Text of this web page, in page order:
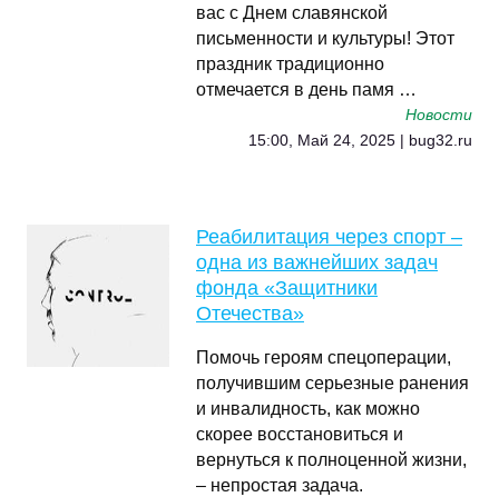
вас с Днем славянской
письменности и культуры! Этот
праздник традиционно
отмечается в день памя …
Новости
15:00, Май 24, 2025 | bug32.ru
Реабилитация через спорт –
одна из важнейших задач
фонда «Защитники
Отечества»
Помочь героям спецоперации,
получившим серьезные ранения
и инвалидность, как можно
скорее восстановиться и
вернуться к полноценной жизни,
– непростая задача.